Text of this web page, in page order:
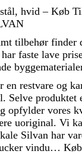
hvid – Køb
tilbehør finder
faste lave
en restvare og
Selve produktet
opfylder vores
uoriginal. Vi
Silvan har
vindu…